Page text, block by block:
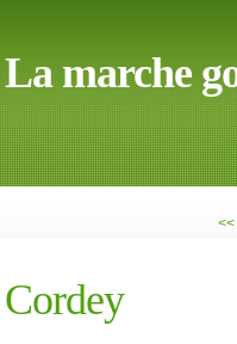
La marche
Cordey